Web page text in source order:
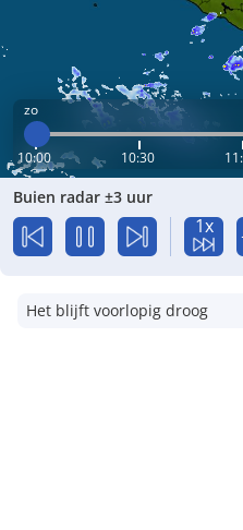
zo
10:00 10:30
Buien radar ±3 uur
1x
Het blijft voorlopig droog